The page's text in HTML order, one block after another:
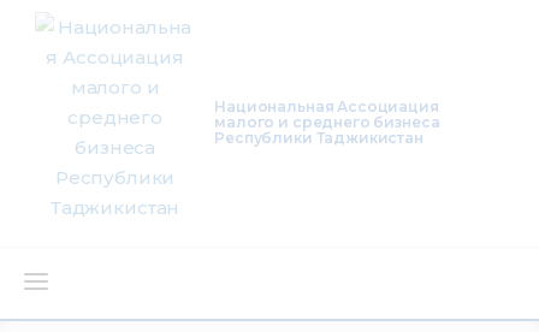
Национальная Ассоциация
малого и среднего бизнеса
Республики Таджикистан
О нас